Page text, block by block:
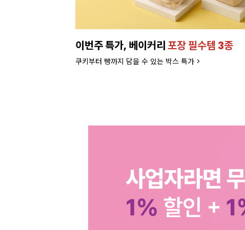
이번주 특가, 베이커리포장 필수템 3종
쿠키부터 빵까지 담을 수 있는 박스 특가 >